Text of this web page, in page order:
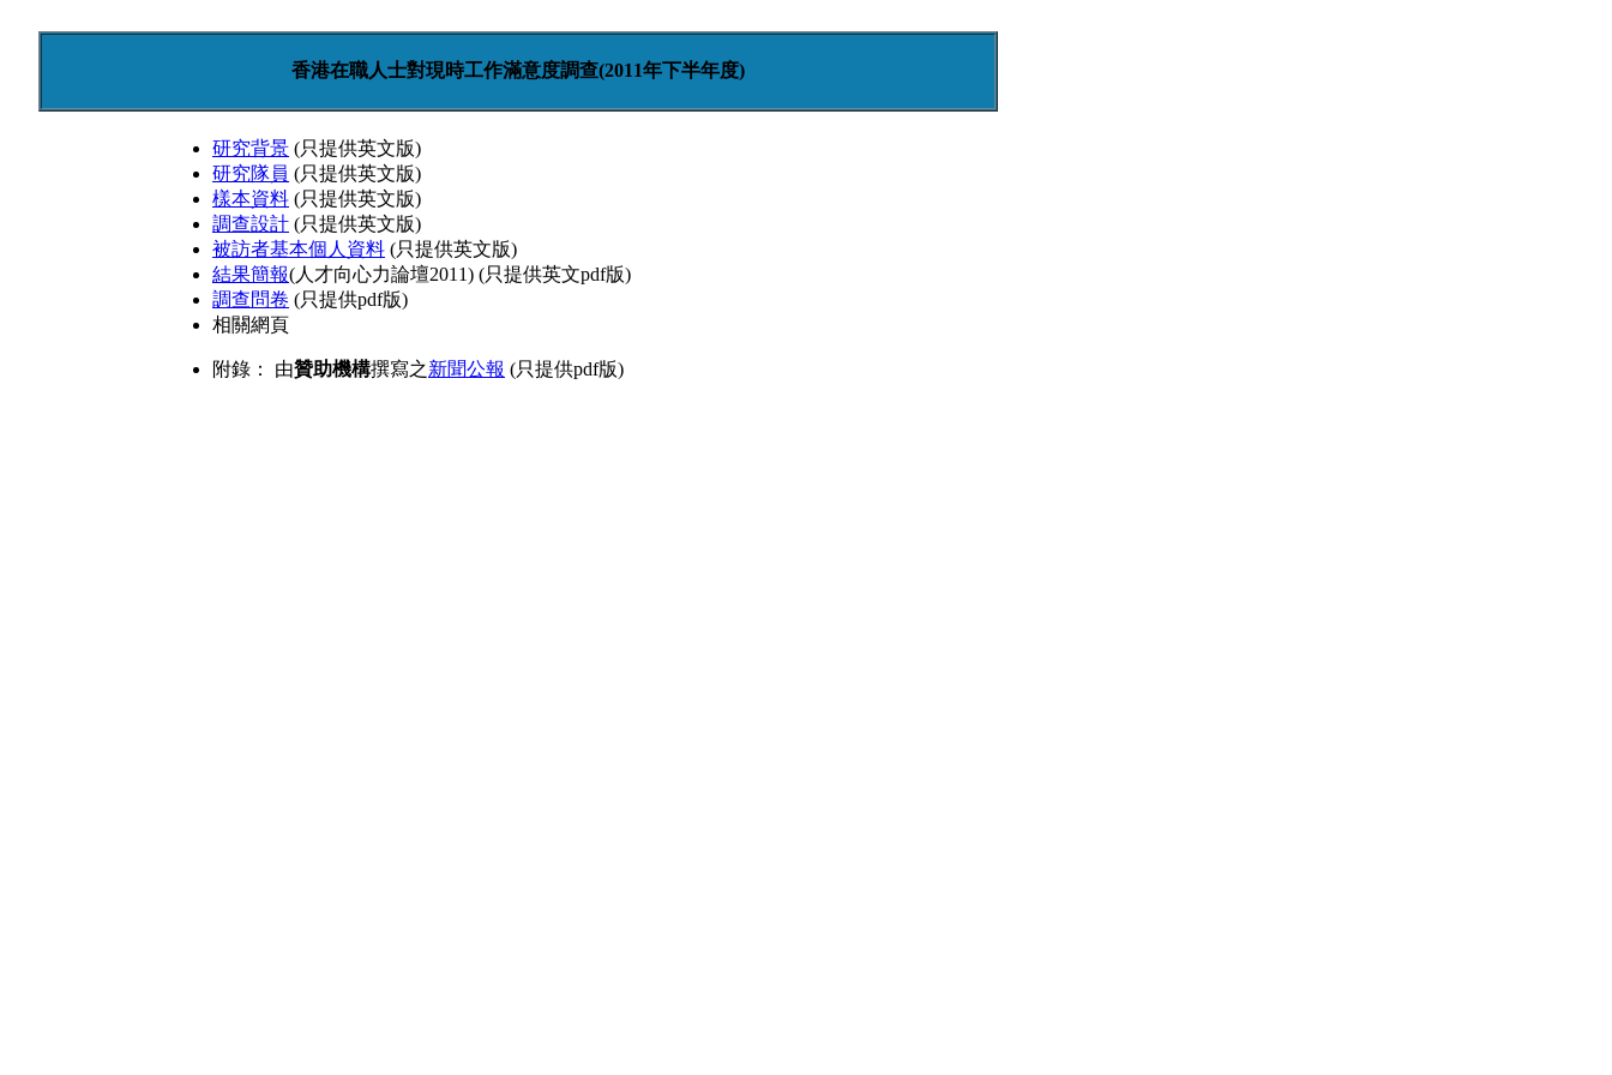
香港在職人士對現時工作滿意度調查(2011年下半年度)
研究背景 (只提供英文版)
研究隊員 (只提供英文版)
樣本資料 (只提供英文版)
調查設計 (只提供英文版)
被訪者基本個人資料 (只提供英文版)
結果簡報(人才向心力論壇2011) (只提供英文pdf版)
調查問卷 (只提供pdf版)
相關網頁
附錄： 由贊助機構撰寫之新聞公報 (只提供pdf版)